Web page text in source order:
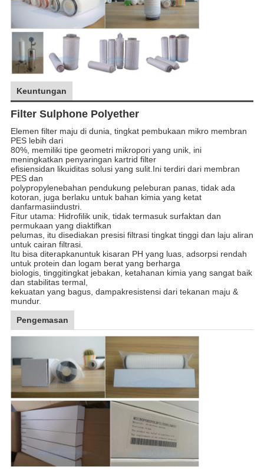
Keuntungan
Filter Sulphone Polyether
Elemen filter maju di dunia, tingkat pembukaan mikro membran
PES lebih dari
80%, memiliki tipe geometri mikropori yang unik, ini
meningkatkan penyaringan kartrid filter
efisiensidan likuiditas solusi yang sulit.Ini terdiri dari membran
PES dan
polypropylenebahan pendukung peleburan panas, tidak ada
kotoran, juga berlaku untuk bahan kimia yang ketat
danfarmasiindustri.
Fitur utama: Hidrofilik unik, tidak termasuk surfaktan dan
permukaan yang diaktifkan
pelumas, itu disediakan presisi filtrasi tingkat tinggi dan laju aliran
untuk cairan filtrasi.
Itu bisa diterapkanuntuk kisaran PH yang luas, adsorpsi rendah
untuk protein dan logam berat yang berharga
biologis, tinggitingkat jebakan, ketahanan kimia yang sangat baik
dan stabilitas termal,
kekuatan yang bagus, dampakresistensi dari tekanan maju &
mundur.
Pengemasan